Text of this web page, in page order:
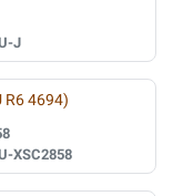
J
R6 4694)
XSC2858